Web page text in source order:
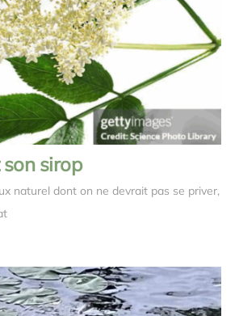
sirop
naturel dont on ne devrait pas se priver,